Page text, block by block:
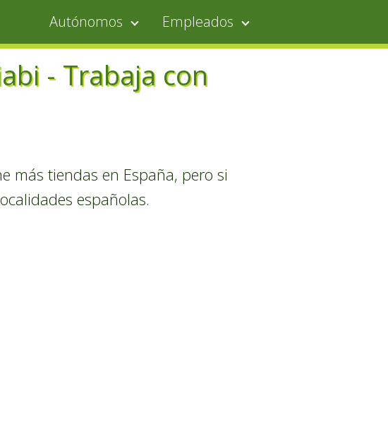
Autónomos Empleados
- Trabaja con
más tiendas en España, pero si
españolas.